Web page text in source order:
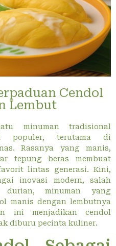
Cendol
Lembut
minuman tradisional
populer, terutama di
Rasanya yang manis,
tepung beras membuat
lintas generasi. Kini,
inovasi modern, salah
minuman yang
manis dengan lembutnya
ini menjadikan cendol
diburu pecinta kuliner.